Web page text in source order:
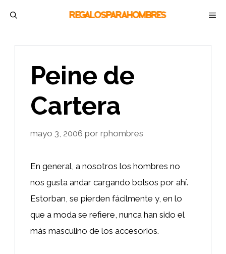
Peine de
Cartera
mayo 3, 2006 por rphombres
En general, a nosotros los hombres no
nos gusta andar cargando bolsos por ahí.
Estorban, se pierden fácilmente y, en lo
que a moda se refiere, nunca han sido el
más masculino de los accesorios.